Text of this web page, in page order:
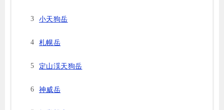
小天狗岳
札幌岳
定山渓天狗岳
神威岳